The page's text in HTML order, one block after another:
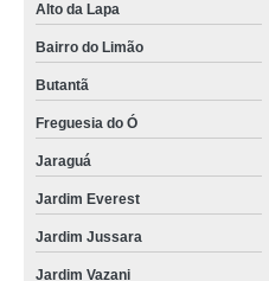
Alto da Lapa
Bairro do Limão
Butantã
Freguesia do Ó
Jaraguá
Jardim Everest
Jardim Jussara
Jardim Vazani